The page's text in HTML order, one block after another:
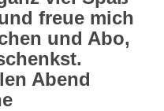
freue mich
und Abo,
Abend